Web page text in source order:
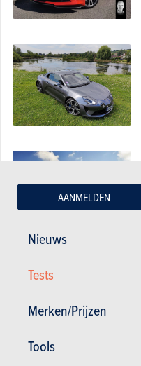
Nieuws
Tests
Merken/Prijzen
Tools
AANMELDEN